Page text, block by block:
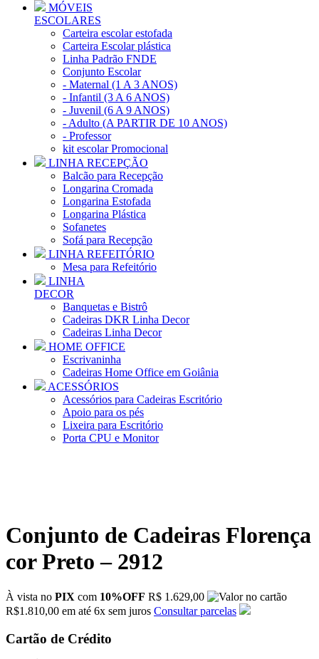
MÓVEIS
ESCOLARES
Carteira escolar estofada
Carteira Escolar plástica
Linha Padrão FNDE
Conjunto Escolar
- Maternal (1 A 3 ANOS)
- Infantil (3 A 6 ANOS)
- Juvenil (6 A 9 ANOS)
- Adulto (A PARTIR DE 10 ANOS)
- Professor
kit escolar Promocional
LINHA RECEPÇÃO
Balcão para Recepção
Longarina Cromada
Longarina Estofada
Longarina Plástica
Sofanetes
Sofá para Recepção
LINHA REFEITÓRIO
Mesa para Refeitório
LINHA
DECOR
Banquetas e Bistrô
Cadeiras DKR Linha Decor
Cadeiras Linha Decor
HOME OFFICE
Escrivaninha
Cadeiras Home Office em Goiânia
ACESSÓRIOS
Acessórios para Cadeiras Escritório
Apoio para os pés
Lixeira para Escritório
Porta CPU e Monitor
Conjunto de Cadeiras Florença
cor Preto – 2912
À vista no PIX com 10%OFF R$ 1.629,00
R$1.810,00 em até 6x sem juros Consultar parcelas
Cartão de Crédito